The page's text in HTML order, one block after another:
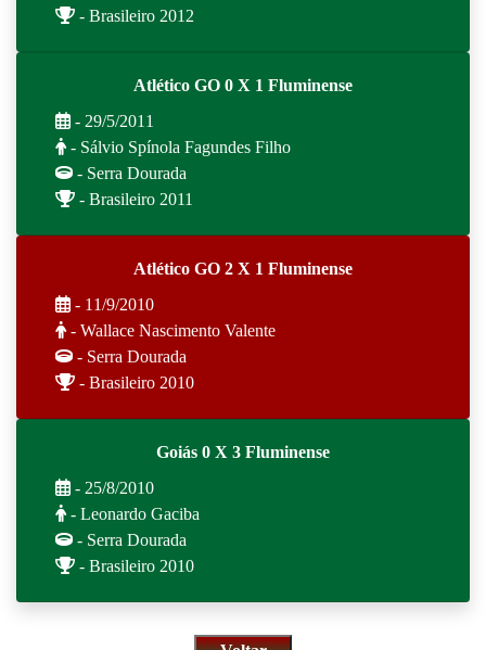
- Brasileiro 2012
Atlético GO 0 X 1 Fluminense
- 29/5/2011
- Sálvio Spínola Fagundes Filho
- Serra Dourada
- Brasileiro 2011
Atlético GO 2 X 1 Fluminense
- 11/9/2010
- Wallace Nascimento Valente
- Serra Dourada
- Brasileiro 2010
Goiás 0 X 3 Fluminense
- 25/8/2010
- Leonardo Gaciba
- Serra Dourada
- Brasileiro 2010